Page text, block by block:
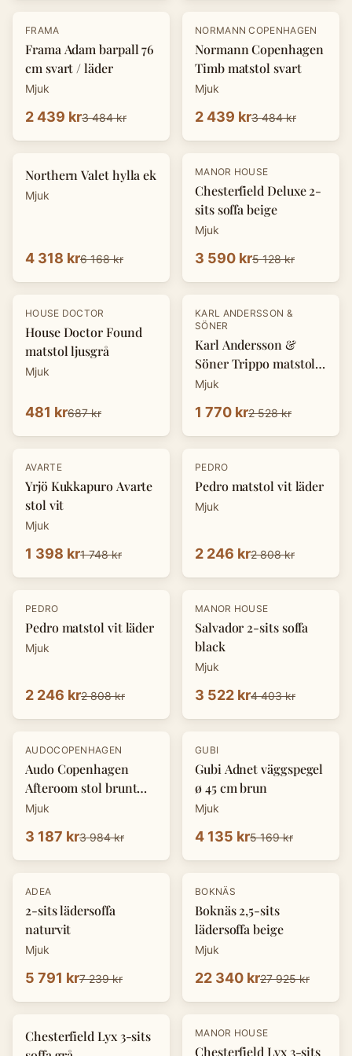
-30%
FRAMA
Frama Adam barpall 76
cm svart / läder
Mjuk
2 439 kr3 484 kr
-30%
NORMANN COPENHAGEN
Normann Copenhagen
Timb matstol svart
Mjuk
2 439 kr3 484 kr
- 30 %
Northern Valet hylla ek
Mjuk
4 318 kr6 168 kr
-30%
MANOR HOUSE
Chesterfield Deluxe 2-
sits soffa beige
Mjuk
3 590 kr5 128 kr
-30 %
HOUSE DOCTOR
House Doctor Found
matstol ljusgrå
Mjuk
481 kr687 kr
-30%
KARL ANDERSSON &
SÖNER
Karl Andersson &
Söner Trippo matstol
svart
Mjuk
1 770 kr2 528 kr
-20%
AVARTE
Yrjö Kukkapuro Avarte
stol vit
Mjuk
1 398 kr1 748 kr
-20%
PEDRO
Pedro matstol vit läder
Mjuk
2 246 kr2 808 kr
-20%
PEDRO
Pedro matstol vit läder
Mjuk
2 246 kr2 808 kr
-20 %
MANOR HOUSE
Salvador 2-sits soffa
black
Mjuk
3 522 kr4 403 kr
-20%
AUDOCOPENHAGEN
Audo Copenhagen
Afteroom stol brunt
läder / svart
Mjuk
3 187 kr3 984 kr
-20%
GUBI
Gubi Adnet väggspegel
ø 45 cm brun
Mjuk
4 135 kr5 169 kr
-20%
ADEA
2-sits lädersoffa
naturvit
Mjuk
5 791 kr7 239 kr
-20%
BOKNÄS
Boknäs 2,5-sits
lädersoffa beige
Mjuk
22 340 kr27 925 kr
-20
Chesterfield Lyx 3-sits
-20 %
MANOR HOUSE
Chesterfield Lyx 3-sits